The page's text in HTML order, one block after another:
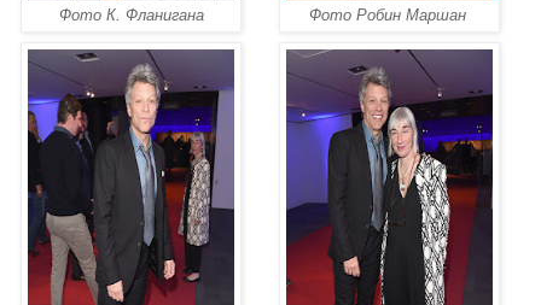
Фото К. Фланигана Фото Робин Маршан